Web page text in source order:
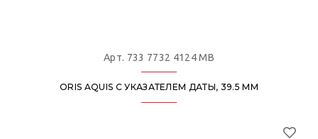
Арт. 733 7732 4124 MB
ORIS AQUIS С УКАЗАТЕЛЕМ ДАТЫ, 39.5 ММ